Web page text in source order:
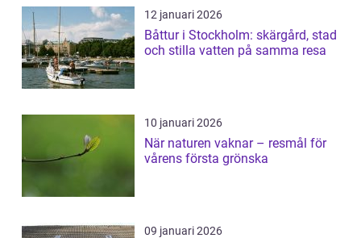
12 januari 2026
Båttur i Stockholm: skärgård, stad
och stilla vatten på samma resa
10 januari 2026
När naturen vaknar – resmål för
vårens första grönska
09 januari 2026